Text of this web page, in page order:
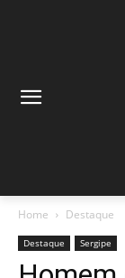
Home Destaque
Destaque Sergipe